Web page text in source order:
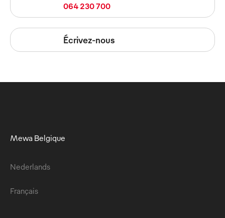
064 230 700
Écrivez-nous
Mewa Belgique
Nederlands
Français